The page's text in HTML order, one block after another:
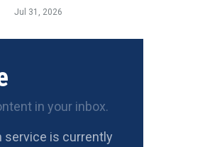
Jul 31, 2026
in your inbox.
service is currently